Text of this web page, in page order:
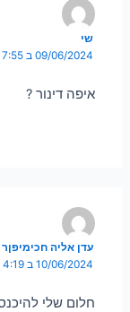
שי
09/06/2024 ב 7:55 AM
איפה דינור ?
עדן אליה חכימיפןר
10/06/2024 ב 4:19 PM
חלום שלי